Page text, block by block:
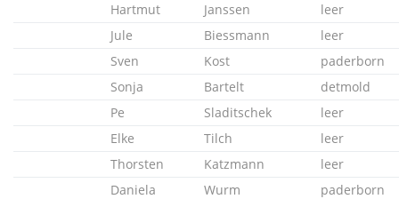
Hartmut Janssen
leer
Jule
Biessmann
leer
Sven
Kost
paderborn
Sonja
Bartelt
detmold
Pe
Sladitschek
leer
Elke
Tilch
leer
Thorsten
Katzmann
leer
Daniela
Wurm
paderborn